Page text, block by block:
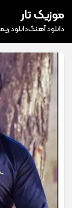
موزیک تار
دانلود آهنگدانلود